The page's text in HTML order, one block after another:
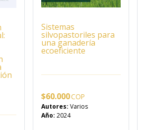
Sistemas
silvopastoriles para
una ganadería
ecoeficiente
$60.000
Autores: Varios
Año:2024